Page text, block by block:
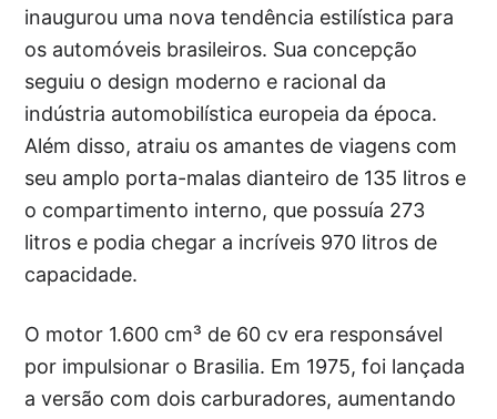
inaugurou uma nova tendência estilística para
os automóveis brasileiros. Sua concepção
seguiu o design moderno e racional da
indústria automobilística europeia da época.
Além disso, atraiu os amantes de viagens com
seu amplo porta-malas dianteiro de 135 litros e
o compartimento interno, que possuía 273
litros e podia chegar a incríveis 970 litros de
capacidade.
O motor 1.600 cm³ de 60 cv era responsável
por impulsionar o Brasilia. Em 1975, foi lançada
a versão com dois carburadores, aumentando